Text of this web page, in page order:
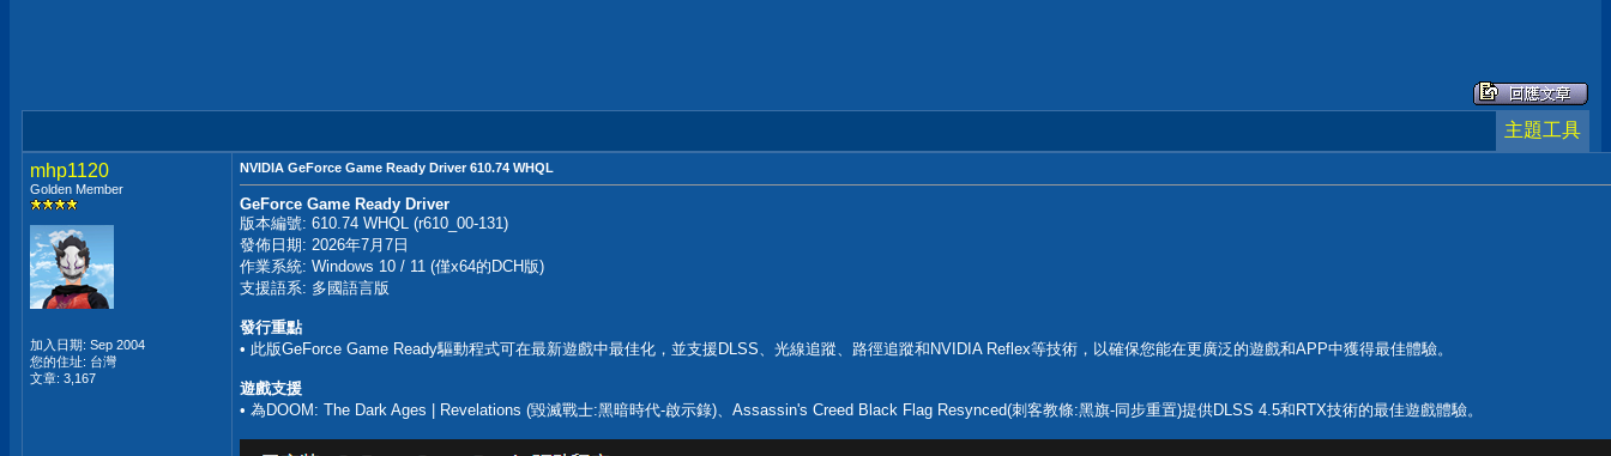
主題工具
mhp1120
Golden Member
加入日期: Sep 2004
您的住址: 台灣
文章: 3,167
NVIDIA GeForce Game Ready Driver 610.74 WHQL
GeForce Game Ready Driver
版本編號: 610.74 WHQL (r610_00-131)
發佈日期: 2026年7月7日
作業系統: Windows 10 / 11 (僅x64的DCH版)
支援語系: 多國語言版
發行重點
• 此版GeForce Game Ready驅動程式可在最新遊戲中最佳化，並支援DLSS、光線追蹤、路徑追蹤和NVIDIA Reflex等技術，以確保您能在更廣泛的遊戲和APP中獲得最佳體驗。
遊戲支援
• 為DOOM: The Dark Ages | Revelations (毀滅戰士:黑暗時代-啟示錄)、Assassin's Creed Black Flag Resynced(刺客教條:黑旗-同步重置)提供DLSS 4.5和RTX技術的最佳遊戲體驗。